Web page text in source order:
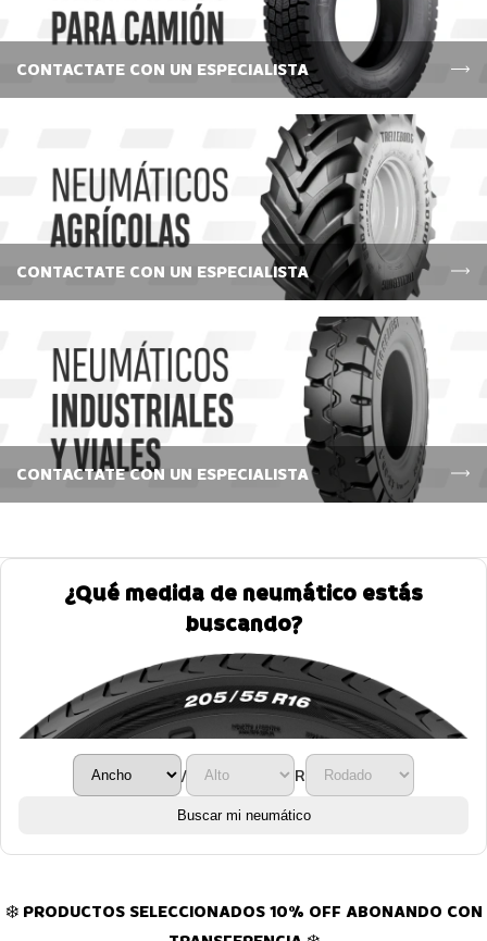
CONTACTATE CON UN ESPECIALISTA
CONTACTATE CON UN ESPECIALISTA
CONTACTATE CON UN ESPECIALISTA
¿Qué medida de neumático estás
buscando?
/ R
Buscar mi neumático
❄️ PRODUCTOS SELECCIONADOS 10% OFF ABONANDO CON